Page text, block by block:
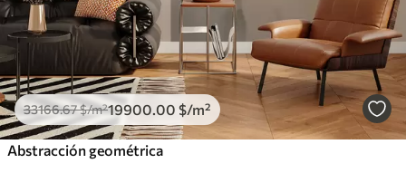
33166.67$/m²19900 .00 $/m²
Abstracción geométrica